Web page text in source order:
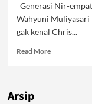
Generasi Nir-
Wahyuni Muliyasari
gak kenal Chris...
Read MoreRead
Arsip